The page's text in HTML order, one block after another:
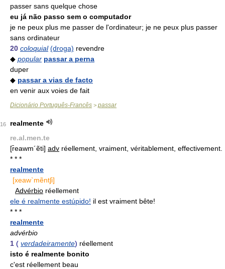
passer sans quelque chose
eu já não passo sem o computador
je ne peux plus me passer de l'ordinateur; je ne peux plus passer
sans ordinateur
20 coloquial (droga) revendre
◆ popular passar a perna
duper
◆ passar a vias de facto
en venir aux voies de fait
Dicionário Português-Francês > passar
16
realmente
re.al.men.te
[r̄eawm´ẽti] adv réellement, vraiment, véritablement, effectivement.
* * *
realmente
[xeaw`mẽntʃi]
Advérbio réellement
ele é realmente estúpido! il est vraiment bête!
* * *
realmente
advérbio
1 ( verdadeiramente) réellement
isto é realmente bonito
c'est réellement beau